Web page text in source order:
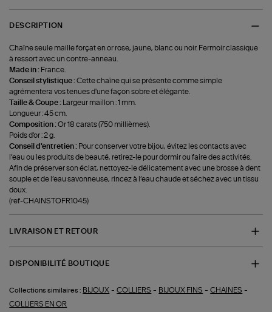
DESCRIPTION
Chaîne seule maille forçat en or rose, jaune, blanc ou noir. Fermoir classique
à ressort avec un contre-anneau.
Made in : France.
Conseil stylistique :Cette chaîne qui se présente comme simple
agrémentera vos tenues d'une façon sobre et élégante.
Taille & Coupe :
Largeur maillon : 1 mm.
Longueur : 45 cm.
Composition :Or 18 carats (750 millièmes).
Poids d'or : 2 g.
Conseil d'entretien : Pour conserver votre bijou, évitez les contacts avec
l’eau ou les produits de beauté, retirez-le pour dormir ou faire des activités.
Afin de préserver son éclat, nettoyez-le délicatement avec une brosse à dent
souple et de l’eau savonneuse, rincez à l’eau chaude et séchez avec un tissu
doux.
(ref-CHAINSTOFR1045)
LIVRAISON ET RETOUR
DISPONIBILITÉ BOUTIQUE
Collections similaires : BIJOUX -COLLIERS - BIJOUX FINS -CHAINES -
COLLIERS EN OR